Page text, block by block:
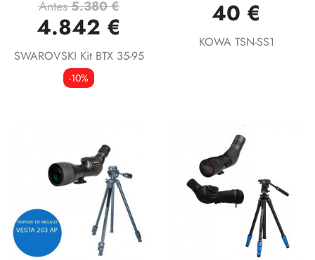
Antes5.380 €
4.842 €
SWAROVSKI Kit BTX 35-95
-10%
40 €
KOWA TSN-SS1